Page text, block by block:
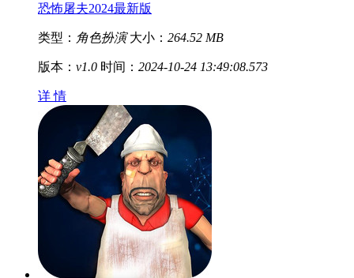
恐怖屠夫2024最新版
类型： 角色扮演 大小： 264.52 MB
版本： v1.0 时间： 2024-10-24 13:49:08.573
详 情